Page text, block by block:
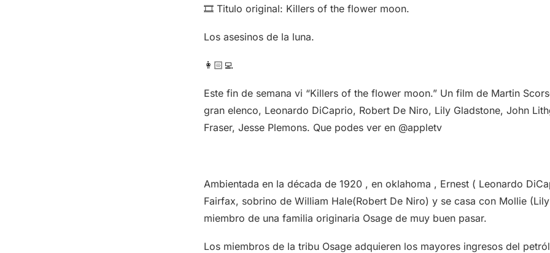
🎞️ Titulo original: Killers of the flower moon.
Los asesinos de la luna.
👩🏻‍💻
Este fin de semana vi “Killers of the flower moon.” Un film de Martin
gran elenco, Leonardo DiCaprio, Robert De Niro, Lily Gladstone, John
Fraser, Jesse Plemons. Que podes ver en @appletv
Ambientada en la década de 1920 , en oklahoma , Ernest ( Leonardo
Fairfax, sobrino de William Hale(Robert De Niro) y se casa con Mollie
miembro de una familia originaria Osage de muy buen pasar.
Los miembros de la tribu Osage adquieren los mayores ingresos del